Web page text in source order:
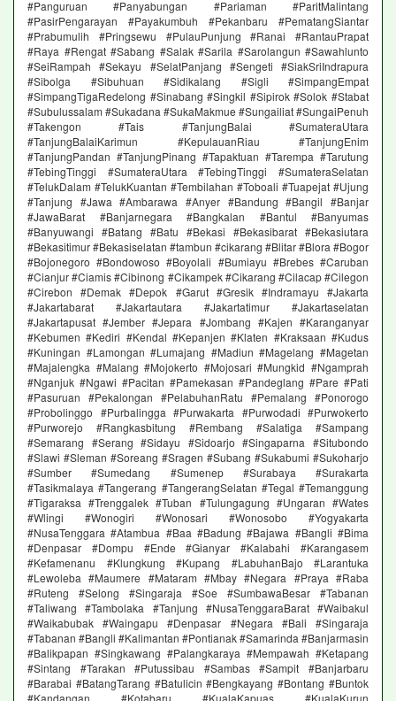
#Panguruan #Panyabungan #Pariaman #ParitMalintang
#PasirPengarayan #Payakumbuh #Pekanbaru #PematangSiantar
#Prabumulih #Pringsewu #PulauPunjung #Ranai #RantauPrapat
#Raya #Rengat #Sabang #Salak #Sarila #Sarolangun #Sawahlunto
#SeiRampah #Sekayu #SelatPanjang #Sengeti #SiakSriIndrapura
#Sibolga #Sibuhuan #Sidikalang #Sigli #SimpangEmpat
#SimpangTigaRedelong #Sinabang #Singkil #Sipirok #Solok #Stabat
#Subulussalam #Sukadana #SukaMakmue #Sungailiat #SungaiPenuh
#Takengon #Tais #TanjungBalai #SumateraUtara
#TanjungBalaiKarimun #KepulauanRiau #TanjungEnim
#TanjungPandan #TanjungPinang #Tapaktuan #Tarempa #Tarutung
#TebingTinggi #SumateraUtara #TebingTinggi #SumateraSelatan
#TelukDalam #TelukKuantan #Tembilahan #Toboali #Tuapejat #Ujung
#Tanjung #Jawa #Ambarawa #Anyer #Bandung #Bangil #Banjar
#JawaBarat #Banjarnegara #Bangkalan #Bantul #Banyumas
#Banyuwangi #Batang #Batu #Bekasi #Bekasibarat #Bekasiutara
#Bekasitimur #Bekasiselatan #tambun #cikarang #Blitar #Blora #Bogor
#Bojonegoro #Bondowoso #Boyolali #Bumiayu #Brebes #Caruban
#Cianjur #Ciamis #Cibinong #Cikampek #Cikarang #Cilacap #Cilegon
#Cirebon #Demak #Depok #Garut #Gresik #Indramayu #Jakarta
#Jakartabarat #Jakartautara #Jakartatimur #Jakartaselatan
#Jakartapusat #Jember #Jepara #Jombang #Kajen #Karanganyar
#Kebumen #Kediri #Kendal #Kepanjen #Klaten #Kraksaan #Kudus
#Kuningan #Lamongan #Lumajang #Madiun #Magelang #Magetan
#Majalengka #Malang #Mojokerto #Mojosari #Mungkid #Ngamprah
#Nganjuk #Ngawi #Pacitan #Pamekasan #Pandeglang #Pare #Pati
#Pasuruan #Pekalongan #PelabuhanRatu #Pemalang #Ponorogo
#Probolinggo #Purbalingga #Purwakarta #Purwodadi #Purwokerto
#Purworejo #Rangkasbitung #Rembang #Salatiga #Sampang
#Semarang #Serang #Sidayu #Sidoarjo #Singaparna #Situbondo
#Slawi #Sleman #Soreang #Sragen #Subang #Sukabumi #Sukoharjo
#Sumber #Sumedang #Sumenep #Surabaya #Surakarta
#Tasikmalaya #Tangerang #TangerangSelatan #Tegal #Temanggung
#Tigaraksa #Trenggalek #Tuban #Tulungagung #Ungaran #Wates
#Wlingi #Wonogiri #Wonosari #Wonosobo #Yogyakarta
#NusaTenggara #Atambua #Baa #Badung #Bajawa #Bangli #Bima
#Denpasar #Dompu #Ende #Gianyar #Kalabahi #Karangasem
#Kefamenanu #Klungkung #Kupang #LabuhanBajo #Larantuka
#Lewoleba #Maumere #Mataram #Mbay #Negara #Praya #Raba
#Ruteng #Selong #Singaraja #Soe #SumbawaBesar #Tabanan
#Taliwang #Tambolaka #Tanjung #NusaTenggaraBarat #Waibakul
#Waikabubak #Waingapu #Denpasar #Negara #Bali #Singaraja
#Tabanan #Bangli #Kalimantan #Pontianak #Samarinda #Banjarmasin
#Balikpapan #Singkawang #Palangkaraya #Mempawah #Ketapang
#Sintang #Tarakan #Putussibau #Sambas #Sampit #Banjarbaru
#Barabai #BatangTarang #Batulicin #Bengkayang #Bontang #Buntok
#Kandangan #Kotabaru #KualaKapuas #KualaKurun